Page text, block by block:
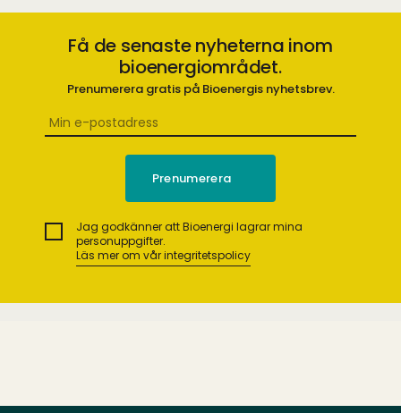
Få de senaste nyheterna inom
bioenergiområdet.
Prenumerera gratis på Bioenergis nyhetsbrev.
Jag godkänner att Bioenergi lagrar mina
personuppgifter.
Läs mer om vår integritetspolicy